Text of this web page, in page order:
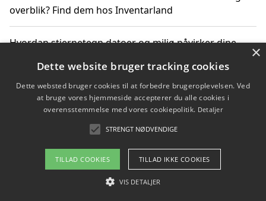
overblik? Find dem hos Inventarland
Hvordan stjernetegn datoer og miljø påvirker dine
Bæredygtige gadgets til en grønnere hverdag
Om / kontakt
Blog Betingelser
×
Dette website bruger tracking cookies
Dette websted bruger cookies til at forbedre brugeroplevelsen. Ved
at bruge vores hjemmeside accepterer du alle cookies i
overensstemmelse med vores cookiepolitik. Detaljer
STRENGT NØDVENDIGE
TILLAD COOKIES TILLAD IKKE COOKIES
VIS DETALJER